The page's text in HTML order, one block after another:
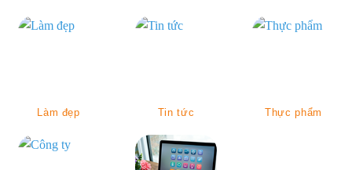
Làm đẹp Tin tức Thực phẩm